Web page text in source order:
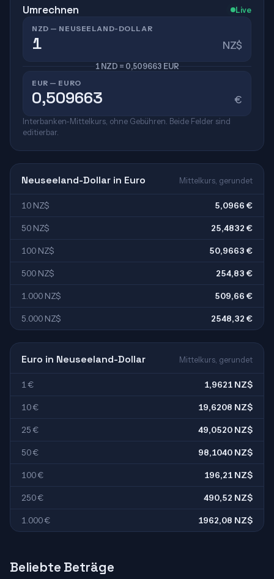
Umrechnen Live
NZD — NEUSEELAND-DOLLAR
NZ$
1 NZD = 0,509663 EUR
EUR — EURO
€
Interbanken-Mittelkurs, ohne Gebühren. Beide Felder sind
editierbar.
Neuseeland-Dollar in Euro Mittelkurs, gerundet
10 NZ$ 5,0966 €
50 NZ$ 25,4832 €
100 NZ$ 50,9663 €
500 NZ$ 254,83 €
1.000 NZ$ 509,66 €
5.000 NZ$ 2548,32 €
Euro in Neuseeland-Dollar Mittelkurs, gerundet
1 € 1,9621 NZ$
10 € 19,6208 NZ$
25 € 49,0520 NZ$
50 € 98,1040 NZ$
100 € 196,21 NZ$
250 € 490,52 NZ$
1.000 € 1962,08 NZ$
Beliebte Beträge